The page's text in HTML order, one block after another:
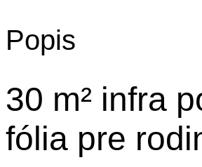
Popis
30 m² infra
fólia pre